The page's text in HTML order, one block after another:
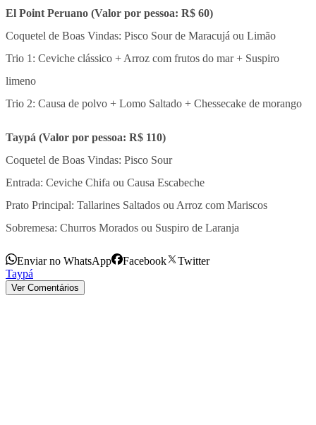
El Point Peruano (Valor por pessoa: R$ 60)
Coquetel de Boas Vindas: Pisco Sour de Maracujá ou Limão
Trio 1: Ceviche clássico + Arroz com frutos do mar + Suspiro
limeno
Trio 2: Causa de polvo + Lomo Saltado + Chessecake de morango
Taypá (Valor por pessoa: R$ 110)
Coquetel de Boas Vindas: Pisco Sour
Entrada: Ceviche Chifa ou Causa Escabeche
Prato Principal: Tallarines Saltados ou Arroz com Mariscos
Sobremesa: Churros Morados ou Suspiro de Laranja
Enviar no WhatsApp Facebook
Twitter
Taypá
Ver Comentários